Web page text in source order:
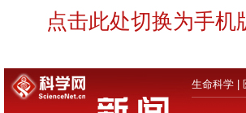
点击此处切换为手机
生命科学